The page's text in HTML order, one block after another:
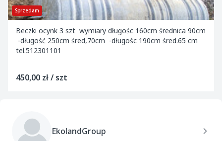
Sprzedam
Beczki ocynk 3 szt wymiary długośc 160cm średnica 90cm
-długość 250cm śred,70cm -długośc 190cm śred.65 cm
tel.512301101
450,00 zł / szt
EkolandGroup